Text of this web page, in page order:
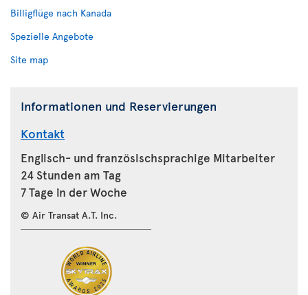
Billigflüge nach Kanada
Spezielle Angebote
Site map
Informationen und Reservierungen
Kontakt
Englisch- und französischsprachige Mitarbeiter
24 Stunden am Tag
7 Tage in der Woche
© Air Transat A.T. Inc.